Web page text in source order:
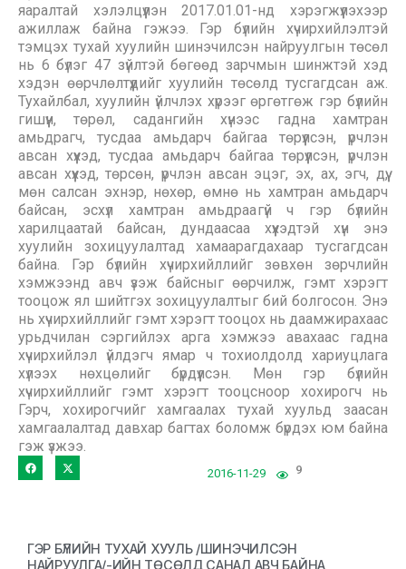
яаралтай хэлэлцүүлэн 2017.01.01-нд хэрэгжүүлэхээр
ажиллаж байна гэжээ. Гэр бүлийн хүчирхийлэлтэй
тэмцэх тухай хуулийн шинэчилсэн найруулгын төсөл
нь 6 бүлэг 47 зүйлтэй бөгөөд зарчмын шинжтэй хэд
хэдэн өөрчлөлтүүдийг хуулийн төсөлд тусгагдсан аж.
Тухайлбал, хуулийн үйлчлэх хүрээг өргөтгөж гэр бүлийн
гишүүн, төрөл, садангийн хүнээс гадна хамтран
амьдрагч, тусдаа амьдарч байгаа төрүүлсэн, үрчлэн
авсан хүүхэд, тусдаа амьдарч байгаа төрүүлсэн, үрчлэн
авсан хүүхэд, төрсөн, үрчлэн авсан эцэг, эх, ах, эгч, дүү,
мөн салсан эхнэр, нөхөр, өмнө нь хамтран амьдарч
байсан, эсхүл хамтран амьдраагүй ч гэр бүлийн
харилцаатай байсан, дундаасаа хүүхэдтэй хүн энэ
хуулийн зохицуулалтад хамаарагдахаар тусгагдсан
байна. Гэр бүлийн хүчирхийллийг зөвхөн зөрчлийн
хэмжээнд авч үзэж байсныг өөрчилж, гэмт хэрэгт
тооцож ял шийтгэх зохицуулалтыг бий болгосон. Энэ
нь хүчирхийллийг гэмт хэрэгт тооцох нь даамжирахаас
урьдчилан сэргийлэх арга хэмжээ авахаас гадна
хүчирхийлэл үйлдэгч ямар ч тохиолдолд хариуцлага
хүлээх нөхцөлийг бүрдүүлсэн. Мөн гэр бүлийн
хүчирхийллийг гэмт хэрэгт тооцсноор хохирогч нь
Гэрч, хохирогчийг хамгаалах тухай хуульд заасан
хамгаалалтад давхар багтах боломж бүрдэх юм байна
гэж үзжээ.
2016-11-29 9
ГЭР БҮЛИЙН ТУХАЙ ХУУЛЬ /ШИНЭЧИЛСЭН
НАЙРУУЛГА/-ИЙН ТӨСӨЛД САНАЛ АВЧ БАЙНА